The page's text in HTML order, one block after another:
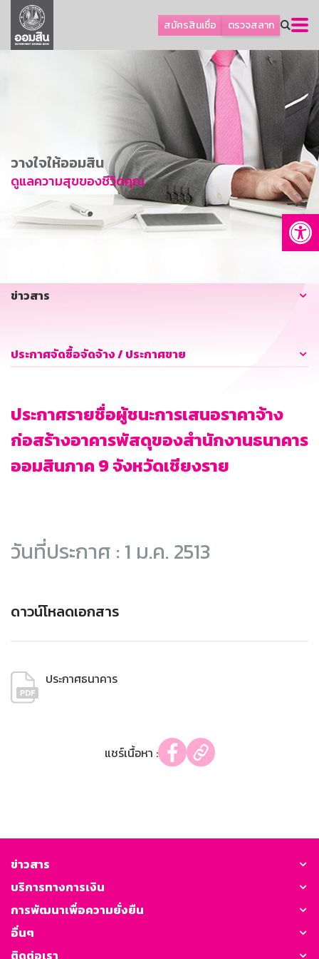
สมัครสินเชื่อ ตรวจสลาก
ลูกค้าธุรกิจ
ลูกค้าผู้ประกอบรายย่อย
การพัฒนาที่ยั่งยืน
ข่าวสาร
บริการทางการเงิน
อื่นๆ
วางใจให้ออมสิน
ดูแลความสุขของชีวิตคุณ
ข่าวสาร
ประกาศจัดซื้อจัดจ้าง / ประกาศขาย
ประกาศรายชื่อผู้ชนะการเสนอราคาจ้าง
ก่อสร้างอาคารพัสดุของสำนักงานธนาคาร
ออมสินภาค 9 จังหวัดเชียงราย
วันที่ประกาศ : 1 ม.ค. 2513
ดาวน์โหลดเอกสาร
ประกาศธนาคาร
แชร์เนื้อหา :
ข่าวสาร
บริการทางการเงิน
การพัฒนาเพื่อความยั่งยืน
อื่นๆ